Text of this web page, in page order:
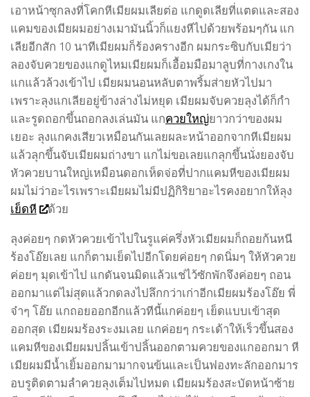
เอาหน้าซุกลงที่โคกหีเมียผมเลียต่อ แกดูดเลียที่แตดและสอง
แคมของเมียผมอย่างเมามันนิ้วก็แยงหีไปด้วยพร้อมๆกัน แก
เลียอีกสัก 10 นาทีเมียผมก็ร้องครางอีก ผมกระซิบกับเมียว่า
ลองจับควยของแกดูไหมเมียผมก็เอื้อมมือมาลูบที่กางเกงใน
แกแล้วล้วงเข้าไป เมียผมนอนหลับตาพริ้มส่ายหัวไปมา
เพราะลุงแกเลียอยู่ข้างล่างไม่หยุด เมียผมจับควยลุงได้ก็กำ
และรูดถอกขึ้นถอกลงเล่นมัน แกควยใหญ่ยาวกว่าของผม
เยอะ ลุงแกคงเสียวเหมือนกันเลยผละหน้าออกจากหีเมียผม
แล้วลุกขึ้นจับเมียผมถ่างขา แกไม่ขอเลยแกลุกขึ้นนั่งยองจับ
หัวควยบานใหญ่เหมือนดอกเห็ดจ่อที่ปากแคมหีของเมียผม
ผมไม่ว่าอะไรเพราะเมียผมไม่มีปฏิกิริยาอะไรคงอยากให้ลุง
เย็ดหี
ด้วย
ลุงค่อยๆ กดหัวควยเข้าไปในรูแค่ครึ่งหัวเมียผมก็ถอยก้นหนี
ร้องโอ๊ยเลย แกก็ตามเย็ดไปอีกโดยค่อยๆ กดนิ่มๆ ให้หัวควย
ค่อยๆ มุดเข้าไป แกดันจนมิดแล้วแช่ไว้ซักพักจึงค่อยๆ ถอน
ออกมาแต่ไม่สุดแล้วกดลงไปลึกกว่าเก่าอีกเมียผมร้องโอ๊ย พี่
จ๋าๆ โอ๊ย แกถอยออกอีกแล้วทีนี้แกค่อยๆ เย็ดแบบเข้าสุด
ออกสุด เมียผมร้องระงมเลย แกค่อยๆ กระเด้าให้เร็วขึ้นสอง
แคมหีของเมียผมปลิ้นเข้าปลิ้นออกตามควยของแกออกมา หี
เมียผมมีน้ำเยิ้มออกมามากจนข้นและเป็นฟองทะลักออกมาร
อบรูติดตามลำควยลุงเต็มไปหมด เมียผมร้องสะบัดหน้าซ้าย